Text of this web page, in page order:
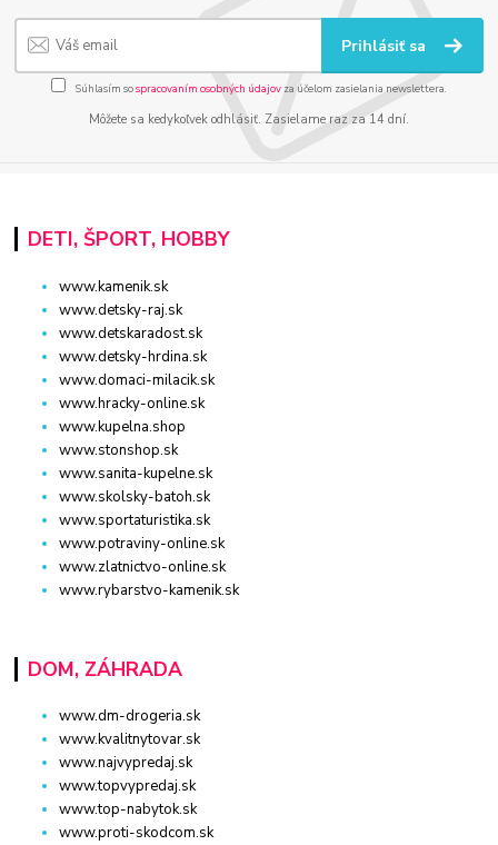
Prihlásiť sa
Súhlasím sospracovaním osobných údajov za účelom zasielania newslettera.
Môžete sa kedykoľvek odhlásiť. Zasielame raz za 14 dní.
DETI, ŠPORT, HOBBY
www.kamenik.sk
www.detsky-raj.sk
www.detskaradost.sk
www.detsky-hrdina.sk
www.domaci-milacik.sk
www.hracky-online.sk
www.kupelna.shop
www.stonshop.sk
www.sanita-kupelne.sk
www.skolsky-batoh.sk
www.sportaturistika.sk
www.potraviny-online.sk
www.zlatnictvo-online.sk
www.rybarstvo-kamenik.sk
DOM, ZÁHRADA
www.dm-drogeria.sk
www.kvalitnytovar.sk
www.najvypredaj.sk
www.topvypredaj.sk
www.top-nabytok.sk
www.proti-skodcom.sk